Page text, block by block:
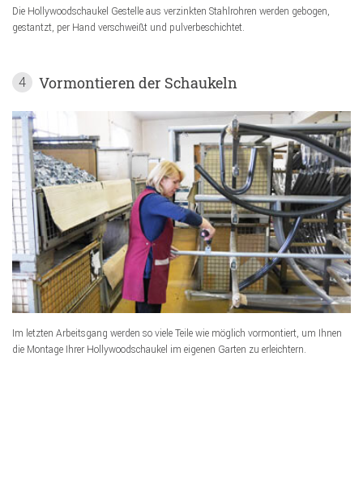
Die Hollywoodschaukel Gestelle aus verzinkten Stahlrohren werden gebogen,
gestantzt, per Hand verschweißt und pulverbeschichtet.
4 Vormontieren der Schaukeln
Im letzten Arbeitsgang werden so viele Teile wie möglich vormontiert, um Ihnen
die Montage Ihrer Hollywoodschaukel im eigenen Garten zu erleichtern.